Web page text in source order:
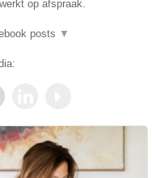
op afspraak.
posts ▼